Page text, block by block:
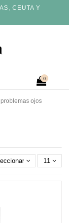
CEUTA Y
0
ojos
11